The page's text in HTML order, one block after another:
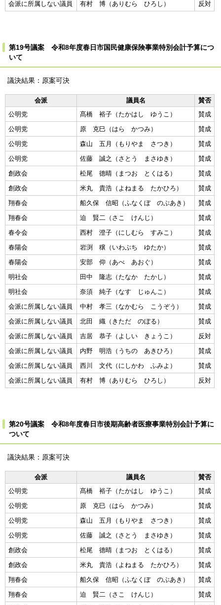
会派に所属しない議員 有村 博（ありむら ひろし） 反対
第19号議案 令和8年度春日市国民健康保険事業特別会計予算につ
いて
議決結果：原案可決
会派 議員名
賛否
公明党
髙橋 裕子（たかはし ゆうこ）
賛成
公明党
原 克巳（はら かつみ）
賛成
公明党
森山 五月（もりやま さつき）
賛成
公明党
佐藤 誠之（さとう まさゆき）
賛成
創政会
松尾 德晴（まつお とくはる）
賛成
創政会
米丸 貴浩（よねまる たかひろ）
賛成
翔春会
船久保 信昭（ふなくぼ のぶあき）
賛成
翔春会
迫 賢二（さこ けんじ）
賛成
春令会
西村 澄子（にしむら すみこ）
賛成
春陽会
岩渕 穣（いわぶち ゆたか）
賛成
春陽会
安部 仰（あべ あおぐ）
賛成
明社会
田中 隆志（たなか たかし）
賛成
明社会
奈須 純子（なす じゅんこ）
賛成
会派に所属しない議員
中村 孝三（なかむら こうぞう）
賛成
会派に所属しない議員
北田 織（きただ のぼる）
賛成
会派に所属しない議員
吉居 恭子（よしい きょうこ）
反対
会派に所属しない議員
内野 明浩（うちの あきひろ）
賛成
会派に所属しない議員
西川 文代（にしかわ ふみよ）
賛成
会派に所属しない議員
有村 博（ありむら ひろし） 反対
第20号議案 令和8年度春日市後期高齢者医療事業特別会計予算に
ついて
議決結果：原案可決
会派 議員名
賛否
公明党
髙橋 裕子（たかはし ゆうこ）
賛成
公明党
原 克巳（はら かつみ）
賛成
公明党
森山 五月（もりやま さつき）
賛成
公明党
佐藤 誠之（さとう まさゆき）
賛成
創政会
松尾 德晴（まつお とくはる）
賛成
創政会
米丸 貴浩（よねまる たかひろ）
賛成
翔春会
船久保 信昭（ふなくぼ のぶあき）
賛成
翔春会
迫 賢二（さこ けんじ）
賛成